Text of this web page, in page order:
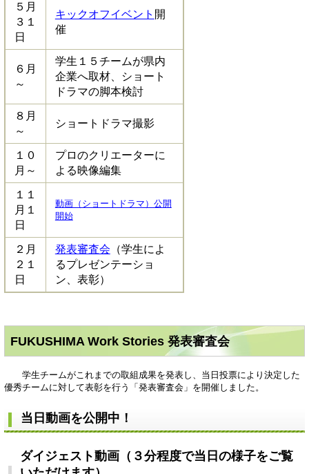
５月
３１
日
キックオフイベント 開
催
６月
～
学生１５チームが県内
企業へ取材、ショート
ドラマの脚本検討
８月
～
ショートドラマ撮影
１０
月～
プロのクリエーターに
よる映像編集
１１
月１
日
動画（ショートドラマ）公開
開始
２月
２１
日
発表審査会 （学生によ
るプレゼンテーショ
ン、表彰）
FUKUSHIMA Work Stories 発表審査会
学生チームがこれまでの取組成果を発表し、当日投票により決定した
優秀チームに対して表彰を行う「発表審査会」を開催しました。
当日動画を公開中！
ダイジェスト動画（３分程度で当日の様子をご覧